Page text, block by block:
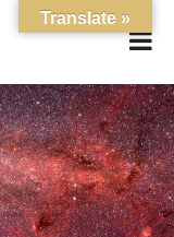
Translate »